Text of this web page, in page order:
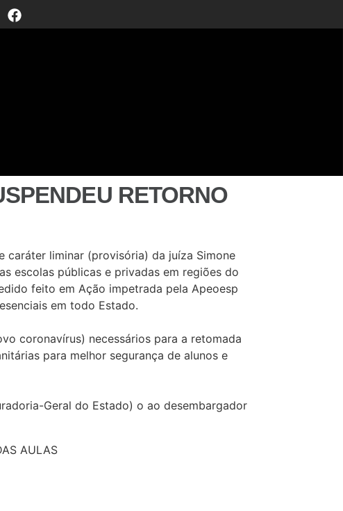
RETORNO
caráter liminar (provisória) da juíza Simone
escolas públicas e privadas em regiões do
feito em Ação impetrada pela Apeoesp
em todo Estado.
coronavírus) necessários para a retomada
para melhor segurança de alunos e
Geral do Estado) o ao desembargador